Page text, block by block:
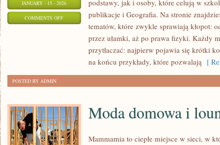
JANUARY - 15 - 2026
COMMENTS OFFON
podstawy, jak i osoby, które celują w
publikacje i Geografia. Na stronie
tematów, które zwykle sprawiają kłopot:
przez ułamki, aż po prawa fizyki. Każdy
przytłaczać: najpierw pojawia się krótki
na końcu przykłady, które pozwalają [
POSTED BY ADMIN
Moda domowa i
Mammamia to ciepłe miejsce w sieci, w